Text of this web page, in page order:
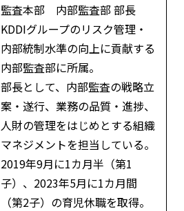
監査本部 内部監査部 部長
KDDIグループのリスク管理・
内部統制水準の向上に貢献する
内部監査部に所属。
部長として、内部監査の戦略立
案・遂行、業務の品質・進捗、
人財の管理をはじめとする組織
マネジメントを担当している。
2019年9月に1カ月半（第1
子）、2023年5月に1カ月間
（第2子）の育児休職を取得。